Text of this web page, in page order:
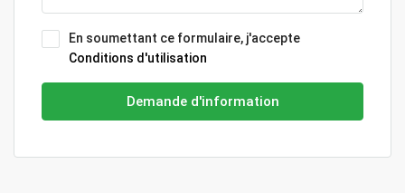
En soumettant ce formulaire, j'accepte
Conditions d'utilisation
Demande d'information